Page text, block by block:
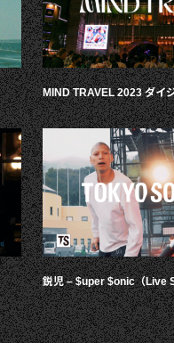
MIND TRAVEL 2023 ダイ
鋭児 – $uper $onic（Live